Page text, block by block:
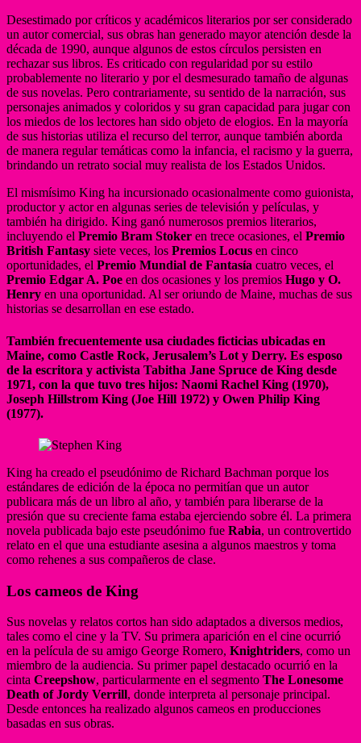
Desestimado por críticos y académicos literarios por ser considerado
un autor comercial, sus obras han generado mayor atención desde la
década de 1990, aunque algunos de estos círculos persisten en
rechazar sus libros. Es criticado con regularidad por su estilo
probablemente no literario y por el desmesurado tamaño de algunas
de sus novelas. Pero contrariamente, su sentido de la narración, sus
personajes animados y coloridos y su gran capacidad para jugar con
los miedos de los lectores han sido objeto de elogios. En la mayoría
de sus historias utiliza el recurso del terror, aunque también aborda
de manera regular temáticas como la infancia, el racismo y la guerra,
brindando un retrato social muy realista de los Estados Unidos.
El mismísimo King ha incursionado ocasionalmente como guionista,
productor y actor en algunas series de televisión y películas, y
también ha dirigido. King ganó numerosos premios literarios,
incluyendo el Premio Bram Stoker en trece ocasiones, el Premio
British Fantasy siete veces, los Premios Locus en cinco
oportunidades, el Premio Mundial de Fantasía cuatro veces, el
Premio Edgar A. Poe en dos ocasiones y los premios Hugo y O.
Henry en una oportunidad. Al ser oriundo de Maine, muchas de sus
historias se desarrollan en ese estado.
También frecuentemente usa ciudades ficticias ubicadas en
Maine, como Castle Rock, Jerusalem’s Lot y Derry. Es esposo
de la escritora y activista Tabitha Jane Spruce de King desde
1971, con la que tuvo tres hijos: Naomi Rachel King (1970),
Joseph Hillstrom King (Joe Hill 1972) y Owen Philip King
(1977).
King ha creado el pseudónimo de Richard Bachman porque los
estándares de edición de la época no permitían que un autor
publicara más de un libro al año, y también para liberarse de la
presión que su creciente fama estaba ejerciendo sobre él. La primera
novela publicada bajo este pseudónimo fue Rabia, un controvertido
relato en el que una estudiante asesina a algunos maestros y toma
como rehenes a sus compañeros de clase.
Los cameos de King
Sus novelas y relatos cortos han sido adaptados a diversos medios,
tales como el cine y la TV. Su primera aparición en el cine ocurrió
en la película de su amigo George Romero, Knightriders, como un
miembro de la audiencia. Su primer papel destacado ocurrió en la
cinta Creepshow, particularmente en el segmento The Lonesome
Death of Jordy Verrill, donde interpreta al personaje principal.
Desde entonces ha realizado algunos cameos en producciones
basadas en sus obras.